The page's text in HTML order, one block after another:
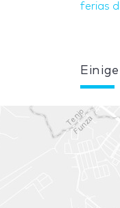
ferias